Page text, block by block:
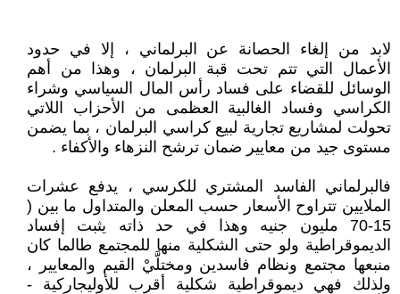
لابد من إلغاء الحصانة عن البرلماني ، إلا في حدود
الأعمال التي تتم تحت قبة البرلمان ، وهذا من أهم
الوسائل للقضاء على فساد رأس المال السياسي وشراء
الكراسي وفساد الغالبية العظمى من الأحزاب اللاتي
تحولت لمشاريع تجارية لبيع كراسي البرلمان ، بما يضمن
مستوى جيد من معايير ضمان ترشح النزهاء والأكفاء .
فالبرلماني الفاسد المشتري للكرسي ، يدفع عشرات
الملايين تتراوح الأسعار حسب المعلن والمتداول ما بين (
15-70 مليون جنيه وهذا في حد ذاته يثبت إفساد
الديموقراطية ولو حتى الشكلية منها للمجتمع طالما كان
منبعها مجتمع ونظام فاسدين ومختلَّيْ القيم والمعايير ،
ولذلك فهي ديموقراطية شكلية أقرب للأوليجاركية -